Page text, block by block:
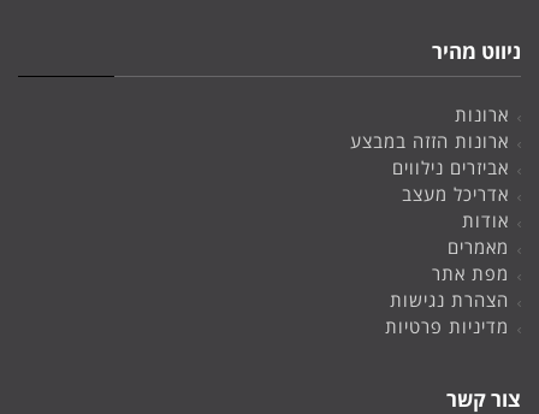
ניווט מהיר
ארונות
ארונות הזזה במבצע
אביזרים נילווים
אדריכל מעצב
אודות
מאמרים
מפת אתר
הצהרת נגישות
מדיניות פרטיות
צור קשר